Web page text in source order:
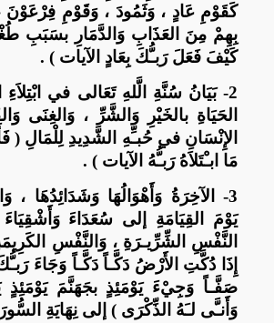
كَقَوْمِ عَادٍ ، وَثَمُودَ ، وَقَوْمِ فِرْعَوْنَ
بِهِمْ مِنَ العَذَابِ وَالدَّمَارِ بسَبَبِ
كَيْفَ فَعَلَ رَبـُّكَ بِعَادٍ الآيات ) .
2- بَيَانُ سُنَّةِ الَّلهِ تَعَالى في
الحَيَاةِ بالخَيْرِ وَالشَّرِّ ، وَالغِنَى
الإِنْسَانِ في حُبـِّهِ الشَّدِيدِ لِلْمَالِ (
مَا ابـْتَلاَهُ رَبـُّهُ الآيات ) .
3- الآخِرَةُ وَأَهْوَالُهَا وَشَدَائِدُهَا ،
يَوْمَ القِيَامَةِ إلى سُعَدَاءَ
النَّفْسِ الشِّرِّيـرَةِ ، وَالنَّفْسِ
إِذَا دُكَّتِ الأَرْضُ دَكَّـاً دَكَّـاً وَجَاءَ
صَفَّـاً وَجِيْءَ يَوْمَئِذٍ بجَهَنَّمَ يَوْمَئِذٍ
وَأَنـَّى لـَهُ الذِّكْرَى ) إلى نِهَايَةِ